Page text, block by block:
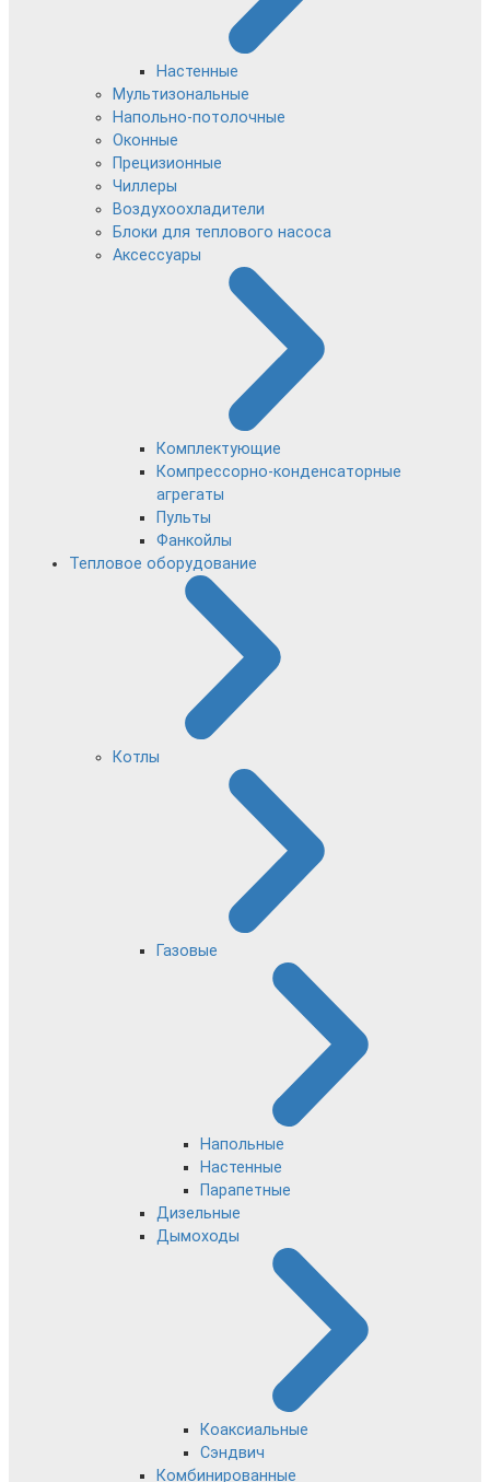
Настенные
Мультизональные
Напольно-потолочные
Оконные
Прецизионные
Чиллеры
Воздухоохладители
Блоки для теплового насоса
Аксессуары
Комплектующие
Компрессорно-конденсаторные
агрегаты
Пульты
Фанкойлы
Тепловое оборудование
Котлы
Газовые
Напольные
Настенные
Парапетные
Дизельные
Дымоходы
Коаксиальные
Сэндвич
Комбинированные